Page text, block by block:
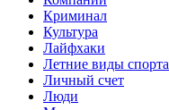
Криминал
Культура
Лайфхаки
Летние виды спорта
Личный счет
Люди